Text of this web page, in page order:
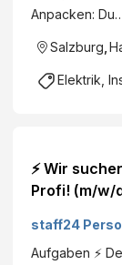
Anpacken:
Salzburg
Elektrik,
⚡ Wir
Profi! (m/w/
staff24
Aufgaben ⚡